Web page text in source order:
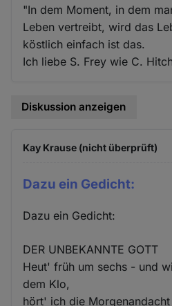
"In dem Moment, in dem
Leben vertreibt, wird das
köstlich einfach ist das.
Ich liebe S. Frey wie C.
Diskussion anzeigen
Kay Krause (nicht überprüft)
Dazu ein Gedicht:
Dazu ein Gedicht:
DER UNBEKANNTE GOTT
Heut' früh um sechs - und
dem Klo,
hört' ich die